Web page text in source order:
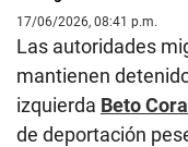
17/06/2026, 08:41 p.m.
Las autoridades
mantienen
izquierda Beto
de deportación